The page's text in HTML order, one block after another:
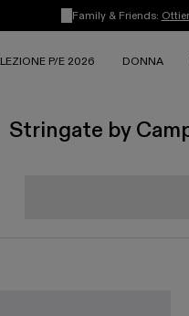
Family & Friends:
P/E 2026 DONNA
Stringate by